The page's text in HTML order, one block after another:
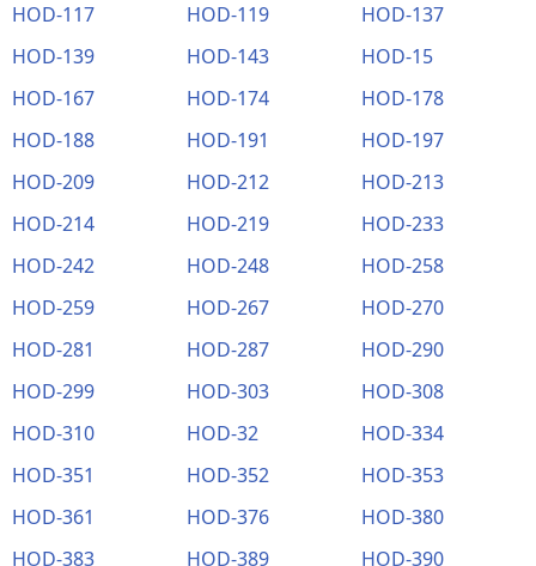
HOD-117
HOD-119
HOD-137
HOD-139
HOD-143
HOD-15
HOD-167
HOD-174
HOD-178
HOD-188
HOD-191
HOD-197
HOD-209
HOD-212
HOD-213
HOD-214
HOD-219
HOD-233
HOD-242
HOD-248
HOD-258
HOD-259
HOD-267
HOD-270
HOD-281
HOD-287
HOD-290
HOD-299
HOD-303
HOD-308
HOD-310
HOD-32
HOD-334
HOD-351
HOD-352
HOD-353
HOD-361
HOD-376
HOD-380
HOD-383
HOD-389
HOD-390